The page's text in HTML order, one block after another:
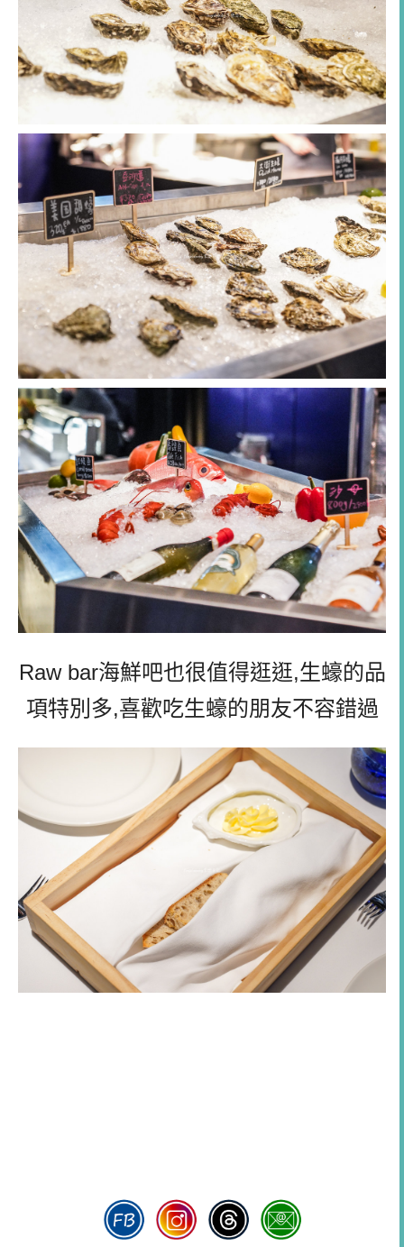
Raw bar海鮮吧也很值得逛逛,生蠔的品
項特別多,喜歡吃生蠔的朋友不容錯過